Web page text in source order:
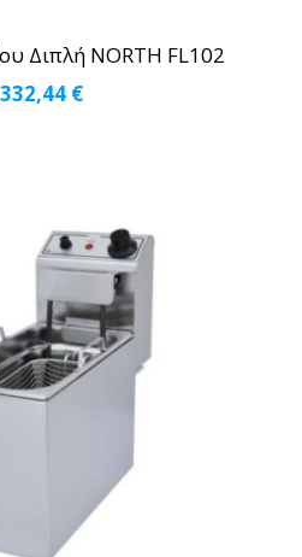
Διπλή NORTH FL102
€